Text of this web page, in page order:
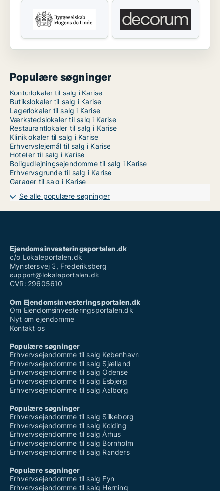
Populære søgninger
Kontorlokaler til salg i Karise
Butikslokaler til salg i Karise
Lagerlokaler til salg i Karise
Værkstedslokaler til salg i Karise
Restaurantlokaler til salg i Karise
Kliniklokaler til salg i Karise
Erhvervslejemål til salg i Karise
Hoteller til salg i Karise
Boligudlejningsejendomme til salg i Karise
Erhvervsgrunde til salg i Karise
Garager til salg i Karise
Se alle populære søgninger
Ejendomsinvesteringsportalen.dk
c/o Lokaleportalen.dk
Mynstersvej 3, Frederiksberg
support@lokaleportalen.dk
CVR: 29605610
Om Ejendomsinvesteringsportalen.dk
Om Ejendomsinvesteringsportalen.dk
Nyt om ejendomme
Kontakt os
Populære søgninger
Erhvervsejendomme til salg København
Erhvervsejendomme til salg Sjælland
Erhvervsejendomme til salg Odense
Erhvervsejendomme til salg Esbjerg
Erhvervsejendomme til salg Aalborg
Populære søgninger
Erhvervsejendomme til salg Silkeborg
Erhvervsejendomme til salg Kolding
Erhvervsejendomme til salg Århus
Erhvervsejendomme til salg Bornholm
Erhvervsejendomme til salg Randers
Populære søgninger
Erhvervsejendomme til salg Fyn
Erhvervsejendomme til salg Herning